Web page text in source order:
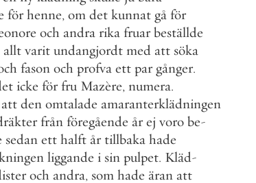
för henne, om det kunnat gå för
och andra rika fruar beställde
allt varit undangjordt med att söka
fason och profva ett par gånger.
icke för fru Mazère, numera.
att den omtalade amaranterklädningen
från föregående år ej voro be-
sedan ett halft år tillbaka hade
liggande i sin pulpet. Kläd-
och andra, som hade äran att